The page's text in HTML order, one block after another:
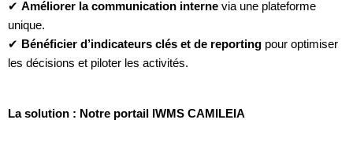
✔ Améliorer la communication interne via une plateforme
unique.
✔ Bénéficier d’indicateurs clés et de reporting pour optimiser
les décisions et piloter les activités.
La solution : Notre portail IWMS CAMILEIA